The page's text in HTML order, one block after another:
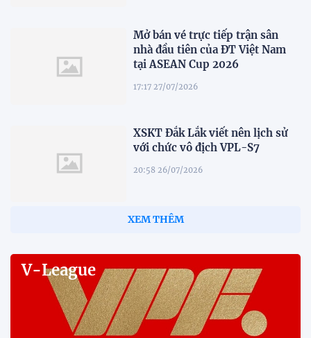
Mở bán vé trực tiếp trận sân
nhà đầu tiên của ĐT Việt Nam
tại ASEAN Cup 2026
17:17 27/07/2026
XSKT Đắk Lắk viết nên lịch sử
với chức vô địch VPL-S7
20:58 26/07/2026
XEM THÊM
V-League